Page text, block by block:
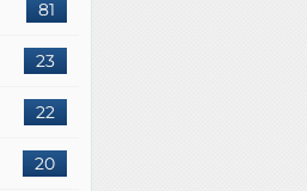
81
23
22
20